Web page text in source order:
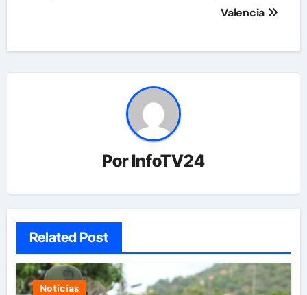
Valencia
PorInfoTV24
Related Post
Noticias